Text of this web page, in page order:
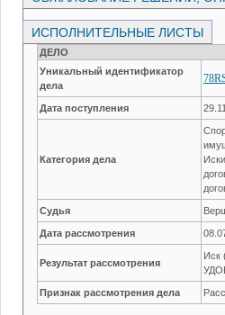
ИСПОЛНИТЕЛЬНЫЕ ЛИСТЫ
ДЕЛО
Уникальный идентификатор
дела
Дата поступления
Категория дела
Судья
Дата рассмотрения
Результат рассмотрения
Иск
Признак рассмотрения дела